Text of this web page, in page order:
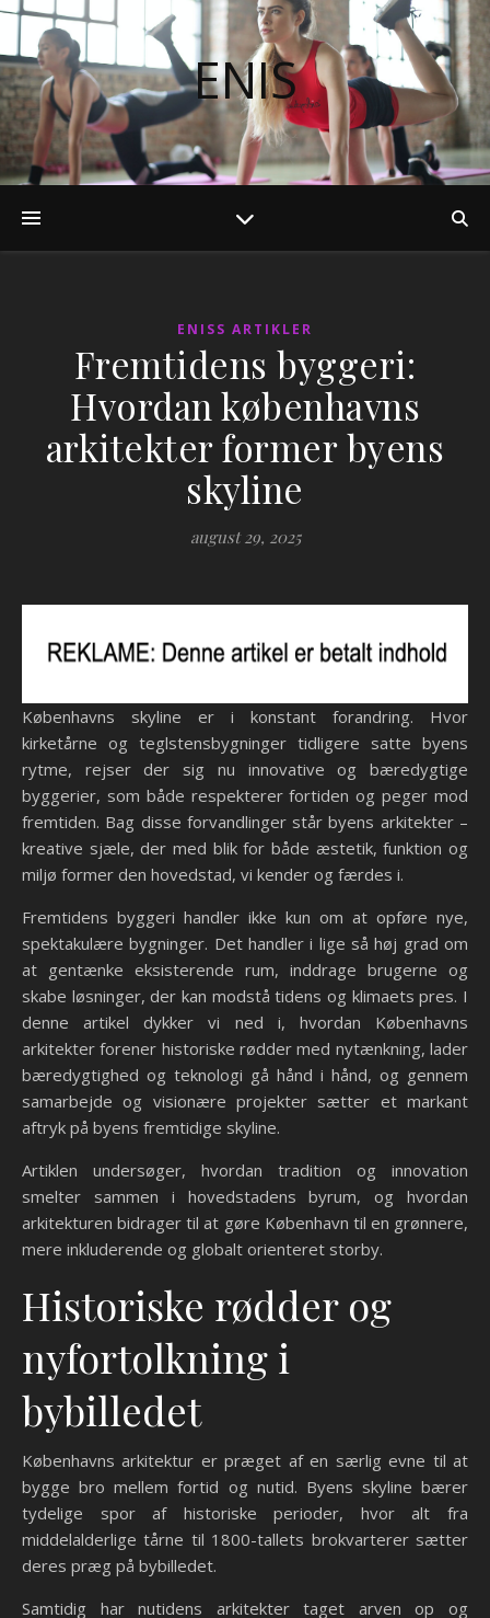
ENIS
ENISS ARTIKLER
Fremtidens byggeri:
Hvordan københavns
arkitekter former byens
skyline
august 29, 2025
Københavns skyline er i konstant forandring. Hvor
kirketårne og teglstensbygninger tidligere satte byens
rytme, rejser der sig nu innovative og bæredygtige
byggerier, som både respekterer fortiden og peger mod
fremtiden. Bag disse forvandlinger står byens arkitekter –
kreative sjæle, der med blik for både æstetik, funktion og
miljø former den hovedstad, vi kender og færdes i.
Fremtidens byggeri handler ikke kun om at opføre nye,
spektakulære bygninger. Det handler i lige så høj grad om
at gentænke eksisterende rum, inddrage brugerne og
skabe løsninger, der kan modstå tidens og klimaets pres. I
denne artikel dykker vi ned i, hvordan Københavns
arkitekter forener historiske rødder med nytænkning, lader
bæredygtighed og teknologi gå hånd i hånd, og gennem
samarbejde og visionære projekter sætter et markant
aftryk på byens fremtidige skyline.
Artiklen undersøger, hvordan tradition og innovation
smelter sammen i hovedstadens byrum, og hvordan
arkitekturen bidrager til at gøre København til en grønnere,
mere inkluderende og globalt orienteret storby.
Historiske rødder og
nyfortolkning i
bybilledet
Københavns arkitektur er præget af en særlig evne til at
bygge bro mellem fortid og nutid. Byens skyline bærer
tydelige spor af historiske perioder, hvor alt fra
middelalderlige tårne til 1800-tallets brokvarterer sætter
deres præg på bybilledet.
Samtidig har nutidens arkitekter taget arven op og